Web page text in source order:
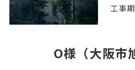
工事
O様（大阪市